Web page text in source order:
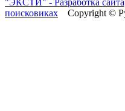
поисковиках Copyright ©